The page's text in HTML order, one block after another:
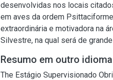
desenvolvidas nos locais
em aves da ordem
extraordinária e motivadora na
Silvestre, na qual será de
Resumo em outro idioma
The Estágio Supervisionado